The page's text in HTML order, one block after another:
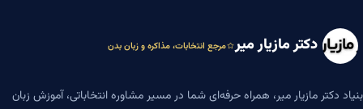
دکتر مازیار میر مرجع انتخابات، مذاکره و زبان بدن
بنیاد دکتر مازیار میر، همراه حرفه‌ای شما در مسیر مشاوره انتخاباتی، آموزش زبان